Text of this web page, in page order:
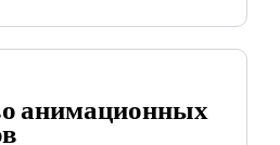
анимационных